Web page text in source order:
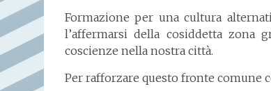
Formazione per una cultura
l’affermarsi della cosiddetta zona
coscienze nella nostra città.
Per rafforzare questo fronte